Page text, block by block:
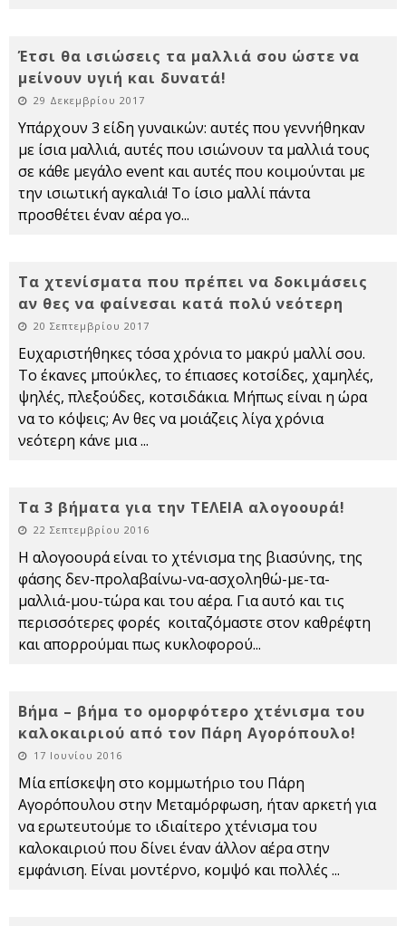
Έτσι θα ισιώσεις τα μαλλιά σου ώστε να
μείνουν υγιή και δυνατά!
29 Δεκεμβρίου 2017
Υπάρχουν 3 είδη γυναικών: αυτές που γεννήθηκαν
με ίσια μαλλιά, αυτές που ισιώνουν τα μαλλιά τους
σε κάθε μεγάλο event και αυτές που κοιμούνται με
την ισιωτική αγκαλιά! Το ίσιο μαλλί πάντα
προσθέτει έναν αέρα γο...
Τα χτενίσματα που πρέπει να δοκιμάσεις
αν θες να φαίνεσαι κατά πολύ νεότερη
20 Σεπτεμβρίου 2017
Ευχαριστήθηκες τόσα χρόνια το μακρύ μαλλί σου.
Το έκανες μπούκλες, το έπιασες κοτσίδες, χαμηλές,
ψηλές, πλεξούδες, κοτσιδάκια. Μήπως είναι η ώρα
να το κόψεις; Αν θες να μοιάζεις λίγα χρόνια
νεότερη κάνε μια...
Τα 3 βήματα για την ΤΕΛΕΙΑ αλογοουρά!
22 Σεπτεμβρίου 2016
Η αλογοουρά είναι το χτένισμα της βιασύνης, της
φάσης δεν-προλαβαίνω-να-ασχοληθώ-με-τα-
μαλλιά-μου-τώρα και του αέρα. Για αυτό και τις
περισσότερες φορές κοιταζόμαστε στον καθρέφτη
και απορρούμαι πως κυκλοφορού...
Βήμα – βήμα το ομορφότερο χτένισμα του
καλοκαιριού από τον Πάρη Αγορόπουλο!
17 Ιουνίου 2016
Μία επίσκεψη στο κομμωτήριο του Πάρη
Αγορόπουλου στην Μεταμόρφωση, ήταν αρκετή για
να ερωτευτούμε το ιδιαίτερο χτένισμα του
καλοκαιριού που δίνει έναν άλλον αέρα στην
εμφάνιση. Είναι μοντέρνο, κομψό και πολλές ...